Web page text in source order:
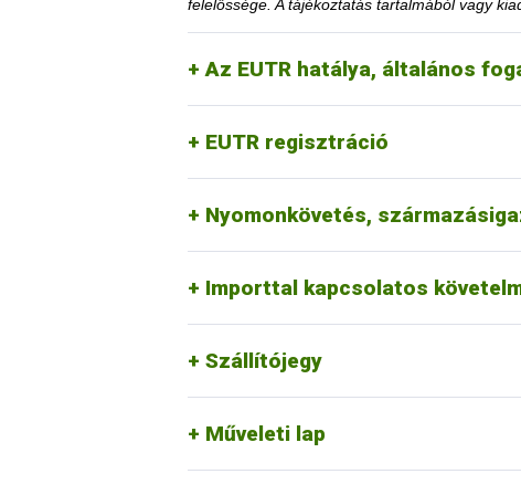
felelőssége. A tájékoztatás tartalmából vagy
Az EUTR hatálya, általános
EUTR regisztráció
Nyomonkövetés,
Importtal kapcsolatos
Szállítójegy
Műveleti lap
1. Mennyi idő múlva kerülhetek
A közzétételtől számított ötödik év
igazolja, hogy a korlátozás
2. Erdővédelmi bírság